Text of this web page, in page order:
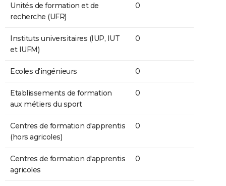
Unités de formation et de
recherche (UFR)
0
Instituts universitaires (IUP, IUT
et IUFM)
0
Ecoles d'ingénieurs 0
Etablissements de formation
aux métiers du sport
0
Centres de formation d'apprentis
(hors agricoles)
0
Centres de formation d'apprentis
agricoles
0